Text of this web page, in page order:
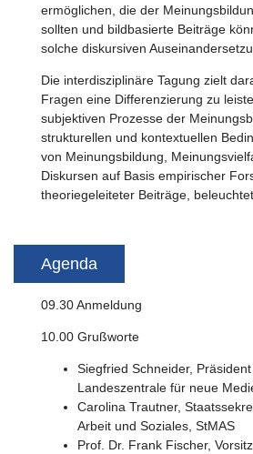
ermöglichen, die der
sollten und bildbasierte Beiträge
solche diskursiven
Die interdisziplinäre Tagung zielt
Fragen eine Differenzierung zu
subjektiven Prozesse der
strukturellen und kontextuellen
von Meinungsbildung,
Diskursen auf Basis empirischer
theoriegeleiteter Beiträge,
Agenda
09.30 Anmeldung
10.00 Grußworte
Siegfried Schneider,
Landeszentrale für neue
Carolina Trautner,
Arbeit und Soziales, StMAS
Prof. Dr. Frank Fischer,